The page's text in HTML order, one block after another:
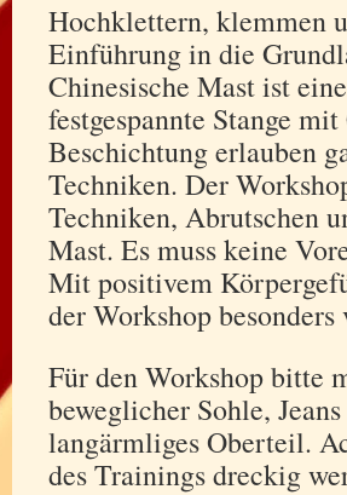
Hochklettern, klemmen
Einführung in die
Chinesische Mast ist
festgespannte Stange
Beschichtung erlauben
Techniken. Der
Techniken, Abrutschen
Mast. Es muss keine
Mit positivem
der Workshop besonders
Für den Workshop bitte
beweglicher Sohle,
langärmliges Oberteil.
des Trainings dreckig